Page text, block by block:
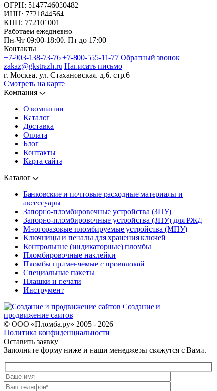
ОГРН: 5147746030482
ИНН: 7721844564
КПП: 772101001
Работаем ежедневно
Пн-Чт 09:00-18:00. Пт до 17:00
Контакты
+7-903-138-73-76 +7-800-555-11-77 Обратный звонок
zakaz@gkstrazh.ru Написать письмо
г. Москва, ул. Стахановская, д.6, стр.6
Смотреть на карте
Компания
О компании
Каталог
Доставка
Оплата
Блог
Контакты
Карта сайта
Каталог
Банковские и почтовые расходные материалы и
аксессуары
Запорно-пломбировочные устройства (ЗПУ)
Запорно-пломбировочные устройства (ЗПУ) для РЖД
Многоразовые пломбируемые устройства (МПУ)
Ключницы и пеналы для хранения ключей
Контрольные (индикаторные) пломбы
Пломбировочные наклейки
Пломбы применяемые с проволокой
Специальные пакеты
Плашки и печати
Инструмент
Создание и
продвижение сайтов
© ООО «Пломба.ру» 2005 - 2026
Политика конфиденциальности
Оставить заявку
Заполните форму ниже и наши менеджеры свяжутся с Вами.